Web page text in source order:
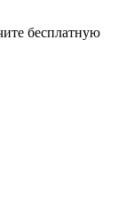
бесплатную